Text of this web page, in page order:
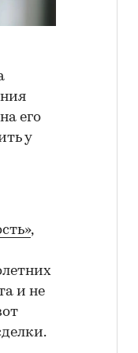
его
у
,
и не